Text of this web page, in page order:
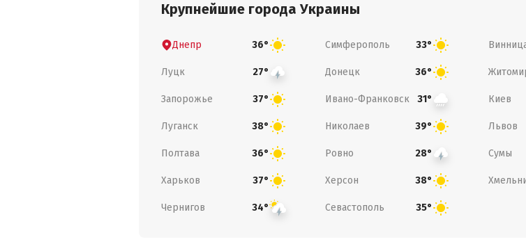
Крупнейшие города Украины
Днепр 36° Симферополь 33°
Луцк 27° Донецк 36°
Запорожье 37° Ивано-Франковск 31° Киев
Луганск 38° Николаев 39° Львов
Полтава 36° Ровно 28° Сумы
Харьков 37° Херсон 38°
Чернигов 34° Севастополь 35°